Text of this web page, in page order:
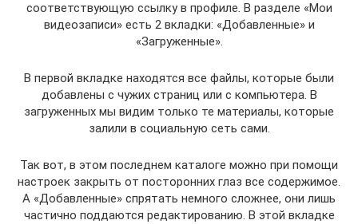
соответствующую ссылку в профиле. В разделе «Мои
видеозаписи» есть 2 вкладки: «Добавленные» и
«Загруженные».
В первой вкладке находятся все файлы, которые были
добавлены с чужих страниц или с компьютера. В
загруженных мы видим только те материалы, которые
залили в социальную сеть сами.
Так вот, в этом последнем каталоге можно при помощи
настроек закрыть от посторонних глаз все содержимое.
А «Добавленные» спрятать немного сложнее, они лишь
частично поддаются редактированию. В этой вкладке